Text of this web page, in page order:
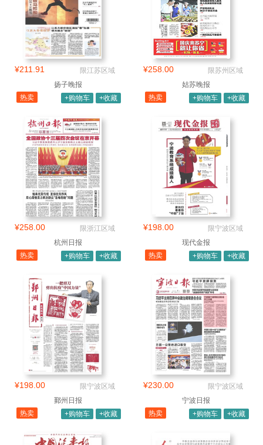
¥211.91
限江苏区域
扬子晚报
热卖
+购物车 +收藏
¥258.00
限苏州区域
姑苏晚报
热卖
+购物车 +收藏
¥258.00
限浙江区域
杭州日报
热卖
+购物车 +收藏
¥198.00
限宁波区域
现代金报
热卖
+购物车 +收藏
¥198.00
限宁波区域
鄞州日报
热卖
+购物车 +收藏
¥230.00
限宁波区域
宁波日报
热卖
+购物车 +收藏